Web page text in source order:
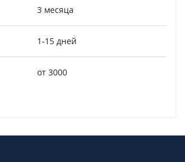
3 месяца
1-15 дней
от 3000